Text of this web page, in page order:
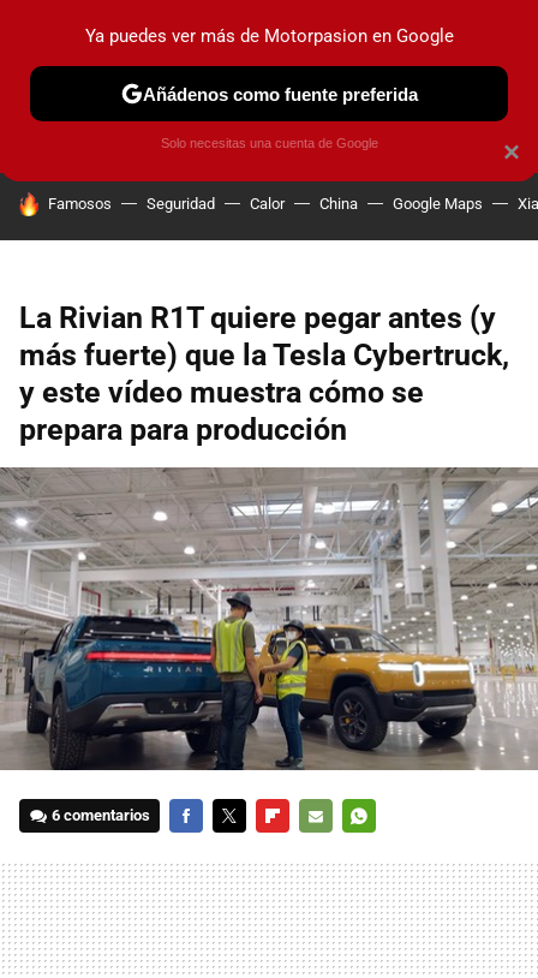
PRUEBAS COCHES ELÉCTRICOS OBSERVATORIO
HOY SE HABLA DE
Famosos Seguridad Calor China Google Maps
La Rivian R1T quiere pegar antes (y
más fuerte) que la Tesla Cybertruck,
y este vídeo muestra cómo se
prepara para producción
6 comentarios
MAIL
×
Ya puedes ver más de Motorpasion en Google
Añádenos como fuente preferida
Solo necesitas una cuenta de Google